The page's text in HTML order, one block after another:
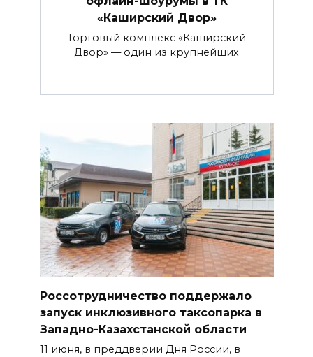
«Каширский Двор»
Торговый комплекс «Каширский
Двор» — один из крупнейших
Россотрудничество поддержало
запуск инклюзивного таксопарка в
Западно-Казахстанской области
11 июня, в преддверии Дня России, в